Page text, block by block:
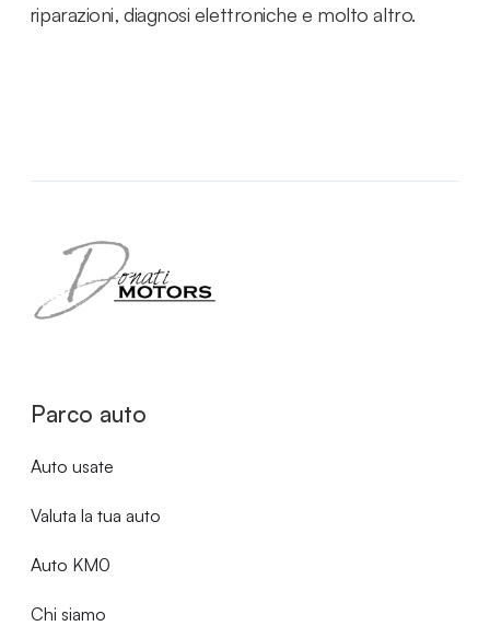
riparazioni, diagnosi elettroniche e molto altro.
Parco auto
Auto usate
Valuta la tua auto
Auto KM0
Chi siamo